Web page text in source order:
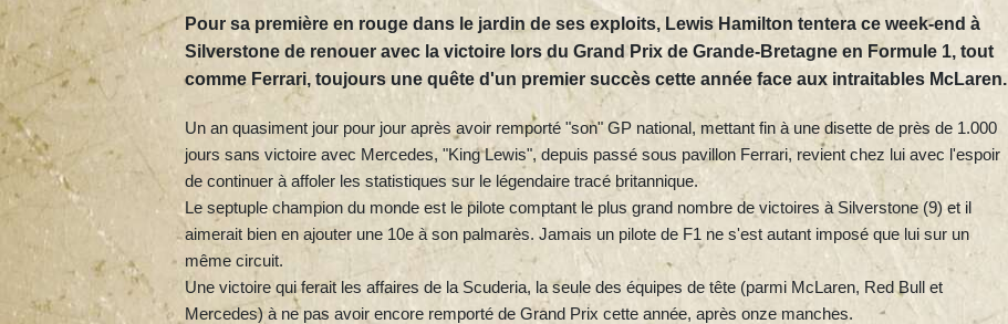
Pour sa première en rouge dans le jardin de ses exploits, Lewis Hamilton tentera ce week-end à
Silverstone de renouer avec la victoire lors du Grand Prix de Grande-Bretagne en Formule 1, tout
comme Ferrari, toujours une quête d'un premier succès cette année face aux intraitables McLaren.
Un an quasiment jour pour jour après avoir remporté "son" GP national, mettant fin à une disette de près de 1.000
jours sans victoire avec Mercedes, "King Lewis", depuis passé sous pavillon Ferrari, revient chez lui avec l'espoir
de continuer à affoler les statistiques sur le légendaire tracé britannique.
Le septuple champion du monde est le pilote comptant le plus grand nombre de victoires à Silverstone (9) et il
aimerait bien en ajouter une 10e à son palmarès. Jamais un pilote de F1 ne s'est autant imposé que lui sur un
même circuit.
Une victoire qui ferait les affaires de la Scuderia, la seule des équipes de tête (parmi McLaren, Red Bull et
Mercedes) à ne pas avoir encore remporté de Grand Prix cette année, après onze manches.